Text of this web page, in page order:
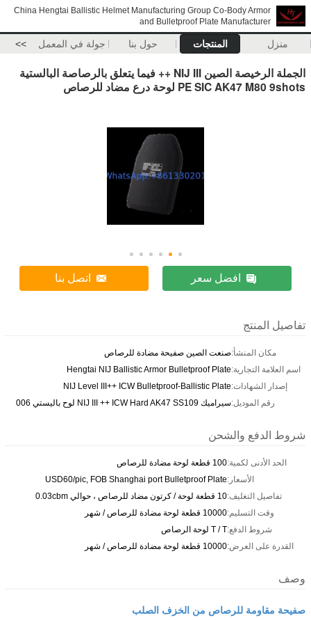
China Hengtai Ballistic Helmet Manufacturing Group Co-Body Armor
and Bulletproof Plate Manufacturer
منزل المنتجات حول بنا جولة في المعمل >>
الجملة الرخيصة الصين NIJ III ++ فيما يتعلق بالرصاصة البالستية
PE SIC AK47 M80 9shots لوحة درع مضاد للرصاص
افضل سعر اتصل بنا
تفاصيل المنتج
مكان المنشأ:صنعت الصين صفيحة مضادة للرصاص
اسم العلامة التجارية:Hengtai NIJ Ballistic Armor Bulletproof Plate
إصدار الشهادات:NIJ Level III++ ICW Bulletproof-Ballistic Plate
رقم الموديل:سيراميك NIJ III ++ ICW Hard AK47 SS109 لوح باليستي 006
شروط الدفع والشحن
الحد الأدنى لكمية:100 قطعة لوحة مضادة للرصاص
الأسعار:USD60/pic, FOB Shanghai port Bulletproof Plate
تفاصيل التغليف:10 قطعة لوحة / كرتون مضاد للرصاص ، حوالي 0.03cbm
وقت التسليم:10000 قطعة لوحة مضادة للرصاص / شهر
شروط الدفع:T / T لوحة الرصاص
القدرة على العرض:10000 قطعة لوحة مضادة للرصاص / شهر
وصف
صفيحة مقاومة للرصاص من الخزف الصلب